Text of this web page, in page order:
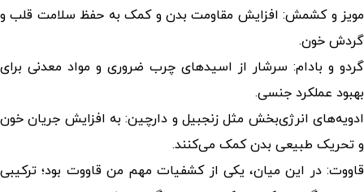
مویز و کشمش: افزایش مقاومت بدن و کمک به حفظ سلامت قلب و
گردش خون.
گردو و بادام: سرشار از اسیدهای چرب ضروری و مواد معدنی برای
بهبود عملکرد جنسی.
ادویه‌های انرژی‌بخش مثل زنجبیل و دارچین: به افزایش جریان خون
و تحریک طبیعی بدن کمک می‌کنند.
قاووت: در این میان، یکی از کشفیات مهم من قاووت بود؛ ترکیبی